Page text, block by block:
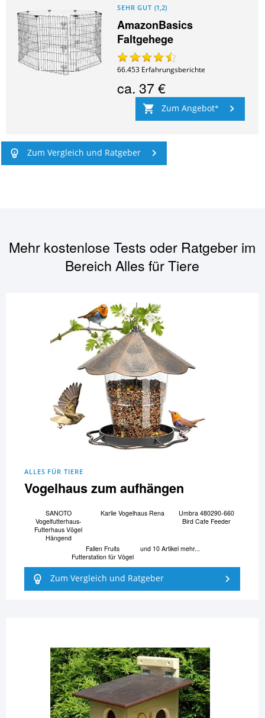
SEHR GUT (1,2)
AmazonBasics
Faltgehege
66.453 Erfahrungsberichte
ca.37 €
Zum Angebot
Zum Vergleich und Ratgeber
Mehr kostenlose Tests oder Ratgeber im
BereichAlles für Tiere
ALLES FÜR TIERE
Vogelhaus zum aufhängen
SANOTO
Vogelfutterhaus-
Futterhaus Vögel
Hängend
Karlie Vogelhaus Rena
Umbra 480290-660
Bird Cafe Feeder
Fallen Fruits
Futterstation für Vögel
und 10 Artikel mehr...
Zum Vergleich und Ratgeber